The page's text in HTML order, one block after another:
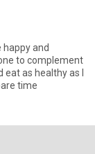
happy and
to complement
as healthy as I
time